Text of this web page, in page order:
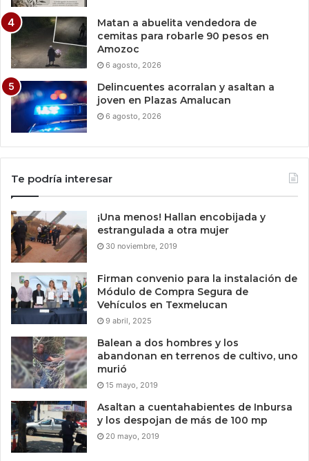
Matan a abuelita vendedora de
cemitas para robarle 90 pesos en
Amozoc
6 agosto, 2026
Delincuentes acorralan y asaltan a
joven en Plazas Amalucan
6 agosto, 2026
Te podría interesar
¡Una menos! Hallan encobijada y
estrangulada a otra mujer
30 noviembre, 2019
Firman convenio para la instalación de
Módulo de Compra Segura de
Vehículos en Texmelucan
9 abril, 2025
Balean a dos hombres y los
abandonan en terrenos de cultivo, uno
murió
15 mayo, 2019
Asaltan a cuentahabientes de Inbursa
y los despojan de más de 100 mp
20 mayo, 2019